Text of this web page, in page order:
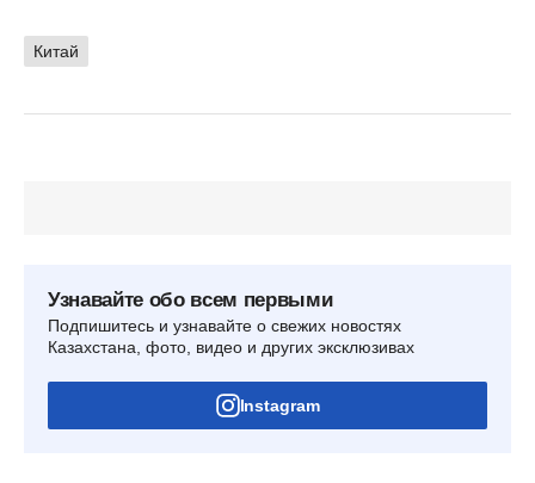
Китай
Узнавайте обо всем первыми
Подпишитесь и узнавайте о свежих новостях
Казахстана, фото, видео и других эксклюзивах
Instagram